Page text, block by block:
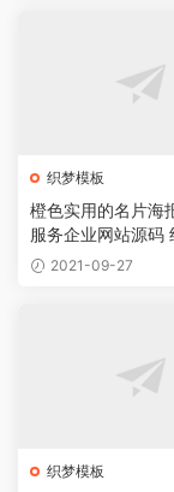
织梦模板
橙色实用的名片海
服务企业网站源码
模板2021-09-27
织梦模板